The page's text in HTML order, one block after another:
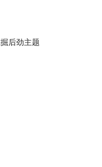
后劲主题